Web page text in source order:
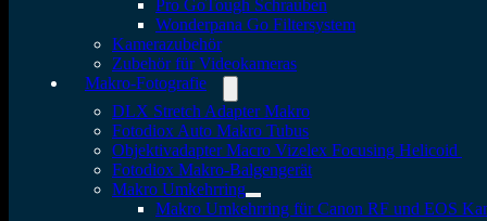
Pro GoTough Schrauben
Wonderpana Go Filtersystem
Kamerazubehör
Zubehör für Videokameras
Makro-Fotografie
DLX Stretch Adapter Makro
Fotodiox Auto Makro Tubus
Objektivadapter Macro Vizelex Focusing Helicoid
Fotodiox Makro-Balgengerät
Makro Umkehrring
Makro Umkehrring für Canon RF und EOS